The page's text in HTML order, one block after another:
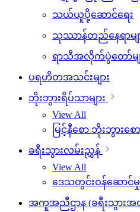
သယ်ယူပို့ဆောင်ရေး
သုဿာန်တည်နေရာမျ
ရာသီအလိုက်ပွဲတော်မျ
ပရဟိတအသင်းများ
ဘိုးဘွားရိပ်သာများ
View All
မြင့်နီစော ဘိုးဘွားစ
ခရီးသွားလမ်းညွှန်
View All
ဒေသတွင်းဝန်ဆောင်မှုမ
အကူအညီဌာန (ခရီးသွား